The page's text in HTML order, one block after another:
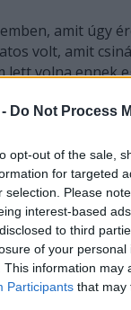
Do Not Process
opt-out of the sale,
for targeted
selection. Please
interest-based
to third
of your personal
This information may
Participants that may
amit úgy
volt, amit
lett volna ennek
mintha a
volt
főnöke, Colin
attól volt
büszke
Azt
zenekar, akkor